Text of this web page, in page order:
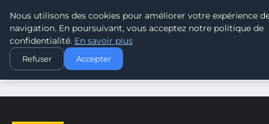
TOUR DE FRANCE POUR LE
ACCUEIL ACTUALITÉS
Nous utilisons des cookies pour améliorer votre expérience
navigation. En poursuivant, vous acceptez notre politique de
confidentialité. En savoir plus
Refuser Accepter